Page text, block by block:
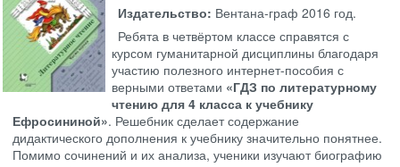
Издательство: Вентана-граф 2016 год.
Ребята в четвёртом классе справятся с
курсом гуманитарной дисциплины благодаря
участию полезного интернет-пособия с
верными ответами «ГДЗ по литературному
чтению для 4 класса к учебнику
Ефросининой». Решебник сделает содержание
дидактического дополнения к учебнику значительно понятнее.
Помимо сочинений и их анализа, ученики изучают биографию